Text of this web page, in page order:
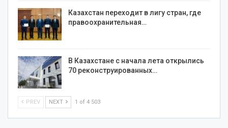
Казахстан переходит в лигу стран, где
правоохранительная…
В Казахстане с начала лета открылись
70 реконструированных…
PREV NEXT 1 of 4 503